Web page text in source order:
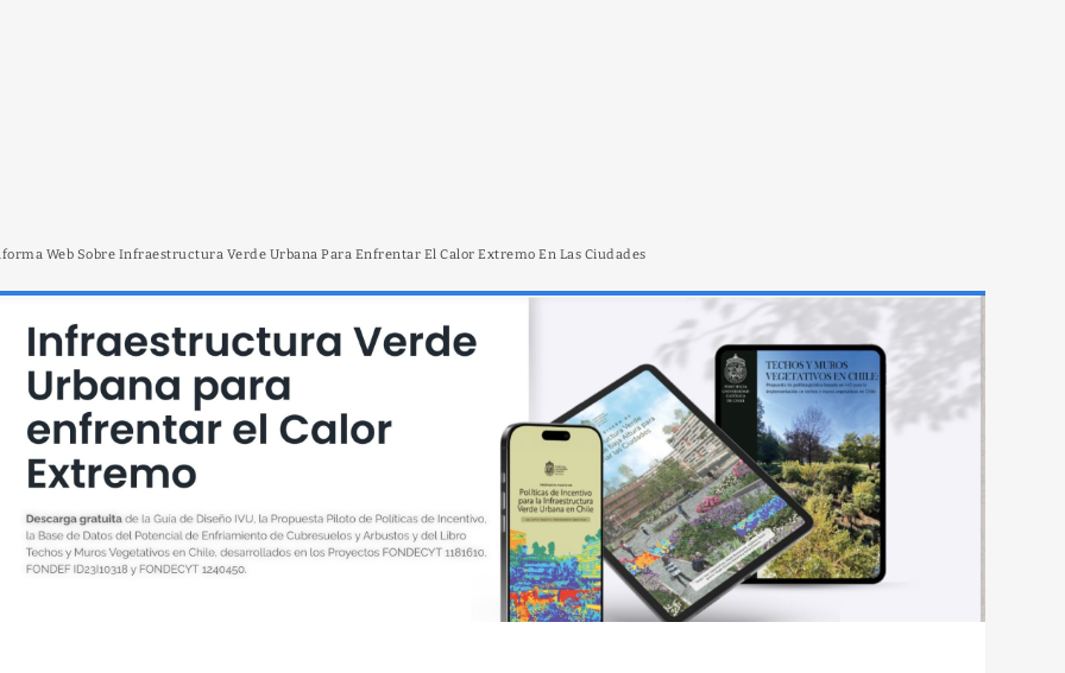
Web Sobre Infraestructura Verde Urbana Para Enfrentar El Calor Extremo En Las Ciudades